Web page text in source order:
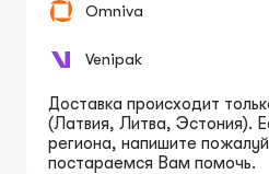
Omniva
Venipak
Доставка происходит
(Латвия, Литва, Эстония).
региона, напишите
постараемся Вам помочь.